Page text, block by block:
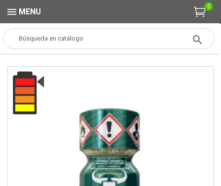
0
MENU
Popper Aromas Pequeños